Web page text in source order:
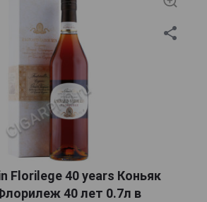
Florilege 40 years Коньяк
40 лет 0.7л в